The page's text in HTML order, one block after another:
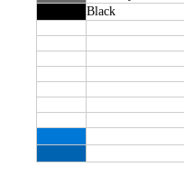
Black